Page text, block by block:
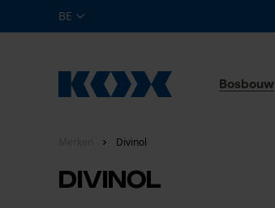
BE
Bosbouw
Divinol
Divinol